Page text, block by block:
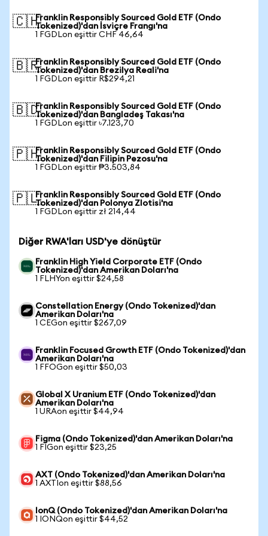
🇨🇭Franklin Responsibly Sourced Gold ETF (Ondo
Tokenized)'dan İsviçre Frangı'na
1 FGDLon eşittir CHF 46,64
🇧🇷Franklin Responsibly Sourced Gold ETF (Ondo
Tokenized)'dan Brezilya Reali'na
1 FGDLon eşittir R$294,21
🇧🇩Franklin Responsibly Sourced Gold ETF (Ondo
Tokenized)'dan Bangladeş Takası'na
1 FGDLon eşittir ৳7.123,70
🇵🇭Franklin Responsibly Sourced Gold ETF (Ondo
Tokenized)'dan Filipin Pezosu'na
1 FGDLon eşittir ₱3.503,84
🇵🇱Franklin Responsibly Sourced Gold ETF (Ondo
Tokenized)'dan Polonya Zlotisi'na
1 FGDLon eşittir zł 214,44
Diğer RWA'ları USD'ye dönüştür
Franklin High Yield Corporate ETF (Ondo
Tokenized)'dan Amerikan Doları'na
1 FLHYon eşittir $24,58
Constellation Energy (Ondo Tokenized)'dan
Amerikan Doları'na
1 CEGon eşittir $267,09
Franklin Focused Growth ETF (Ondo Tokenized)'dan
Amerikan Doları'na
1 FFOGon eşittir $50,03
Global X Uranium ETF (Ondo Tokenized)'dan
Amerikan Doları'na
1 URAon eşittir $44,94
Figma (Ondo Tokenized)'dan Amerikan Doları'na
1 FIGon eşittir $23,25
AXT (Ondo Tokenized)'dan Amerikan Doları'na
1 AXTIon eşittir $88,56
IonQ (Ondo Tokenized)'dan Amerikan Doları'na
1 IONQon eşittir $44,52